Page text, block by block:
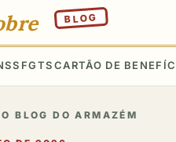
BLOG
FGTSCARTÃO DE
BLOG DO ARMAZÉM